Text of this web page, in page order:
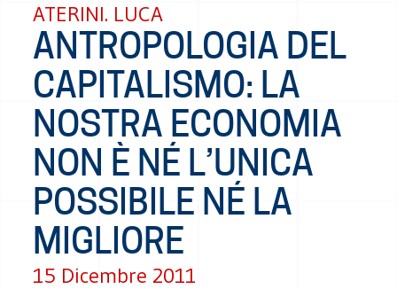
ATERINI. LUCA
ANTROPOLOGIA DEL
CAPITALISMO: LA
NOSTRA ECONOMIA
NON È NÉ L’UNICA
POSSIBILE NÉ LA
MIGLIORE
15 Dicembre 2011